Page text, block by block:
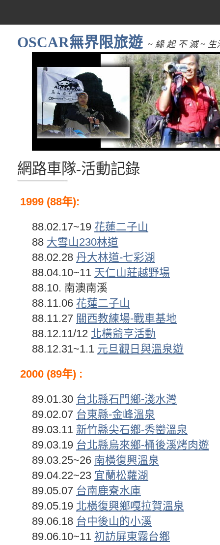
OSCAR無界限旅遊 ~ 緣 起 不 滅 ~ 生
網路車隊-活動記錄
1999 (88年):
88.02.17~19 花蓮二子山
88 大雪山230林道
88.02.28 丹大林道-七彩湖
88.04.10~11 天仁山莊越野場
88.10. 南澳南溪
88.11.06 花蓮二子山
88.11.27 關西教練場-戰車基地
88.12.11/12 北橫爺亨活動
88.12.31~1.1 元旦觀日與溫泉遊
2000 (89年) :
89.01.30 台北縣石門鄉-淺水灣
89.02.07 台東縣-金峰溫泉
89.03.11 新竹縣尖石鄉-秀巒溫泉
89.03.19 台北縣烏來鄉-桶後溪烤肉遊
89.03.25~26 南橫復興溫泉
89.04.22~23 宜蘭松蘿湖
89.05.07 台南鹿寮水庫
89.05.19 北橫復興鄉嘎拉賀溫泉
89.06.18 台中後山的小溪
89.06.10~11 初訪屏東霧台鄉